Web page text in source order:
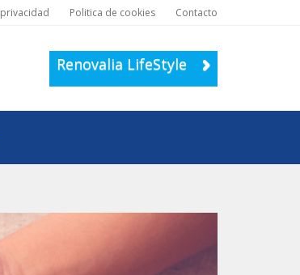
Politica de cookies Contacto
Renovalia LifeStyle